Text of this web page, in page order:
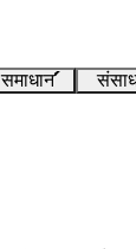
समाधान